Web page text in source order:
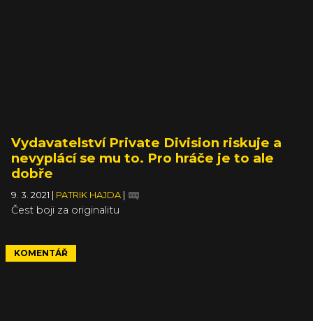
Vydavatelství Private Division riskuje a
nevyplácí se mu to. Pro hráče je to ale
dobře
9. 3. 2021 PATRIK HAJDA
Čest boji za originalitu
KOMENTÁŘ